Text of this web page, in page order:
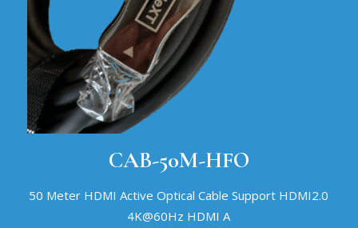
CAB-50M-HFO
50 Meter HDMI Active Optical Cable Support HDMI2.0
4K@60Hz HDMI A